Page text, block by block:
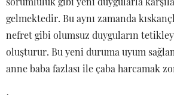
gelmektedir. Bu aynı zamanda
nefret gibi olumsuz duyguların
oluşturur. Bu yeni duruma uyum
anne baba fazlası ile çaba harcamak